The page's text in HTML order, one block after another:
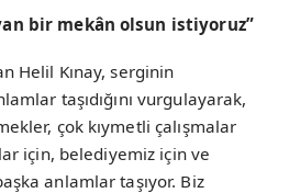
bir mekân olsun istiyoruz”
Helil Kınay, serginin
taşıdığını vurgulayarak,
çok kıymetli çalışmalar
için, belediyemiz için ve
anlamlar taşıyor. Biz